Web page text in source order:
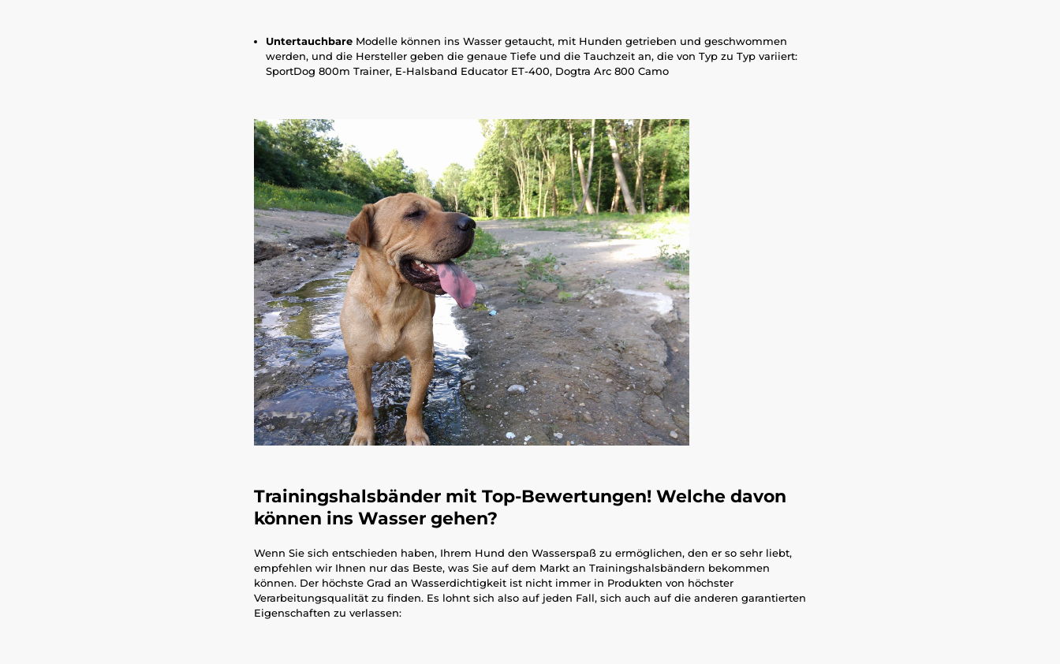
Untertauchbare Modelle können ins Wasser getaucht, mit Hunden getrieben und geschwommen
werden, und die Hersteller geben die genaue Tiefe und die Tauchzeit an, die von Typ zu Typ variiert:
SportDog 800m Trainer, E-Halsband Educator ET-400, Dogtra Arc 800 Camo
Trainingshalsbänder mit Top-Bewertungen! Welche davon
können ins Wasser gehen?
Wenn Sie sich entschieden haben, Ihrem Hund den Wasserspaß zu ermöglichen, den er so sehr liebt,
empfehlen wir Ihnen nur das Beste, was Sie auf dem Markt an Trainingshalsbändern bekommen
können. Der höchste Grad an Wasserdichtigkeit ist nicht immer in Produkten von höchster
Verarbeitungsqualität zu finden. Es lohnt sich also auf jeden Fall, sich auch auf die anderen garantierten
Eigenschaften zu verlassen: